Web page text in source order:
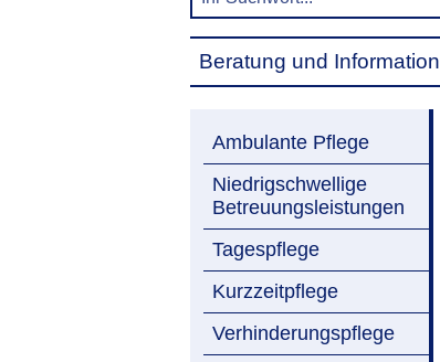
Beratung und Information
Ambulante Pflege
Niedrigschwellige
Betreuungsleistungen
Tagespflege
Kurzzeitpflege
Verhinderungspflege